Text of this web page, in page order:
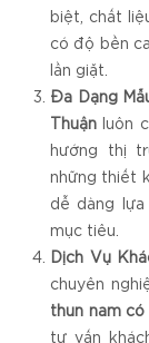
biệt, chất
có độ bền
lần giặt.
Đa Dạng
Thuận luôn
hướng thị
những thiết
dễ dàng lựa
mục tiêu.
Dịch Vụ
chuyên
thun nam có
tư vấn